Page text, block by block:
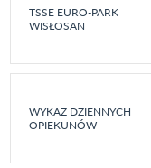
TSSE EURO-PARK
WISŁOSAN
WYKAZ DZIENNYCH
OPIEKUNÓW